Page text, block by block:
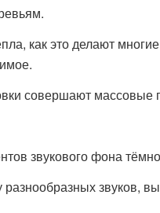
как это делают
совершают массовые
звукового фона
звуков,